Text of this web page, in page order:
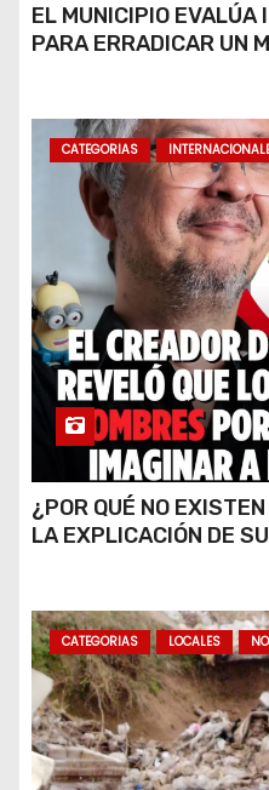
EL MUNICIPIO
PARA ERRADICAR UN
CATEGORIAS
¿POR QUÉ NO
LA EXPLICACIÓN DE
CATEGORIAS LOCALES